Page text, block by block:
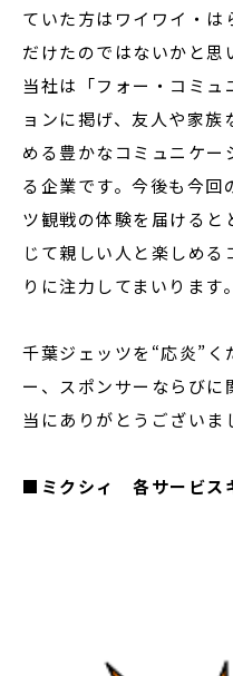
ていた方はワイワイ・は
だけたのではないかと思
当社は「フォー・コミ
ョンに掲げ、友人や家
める豊かなコミュニケー
る企業です。今後も今回
ツ観戦の体験を届けると
じて親しい人と楽しめる
りに注力してまいります。
千葉ジェッツを“応炎”く
ー、スポンサーならびに
当にありがとうございま
■ミクシィ 各サービス